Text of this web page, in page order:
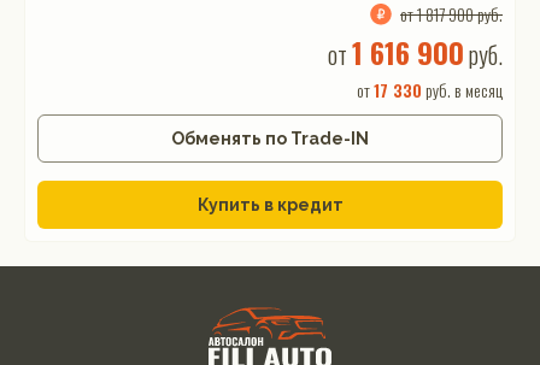
от 1 817 900 руб.
от1 616 900руб.
от17 330 руб. в месяц
Обменять по Trade-IN
Купить в кредит